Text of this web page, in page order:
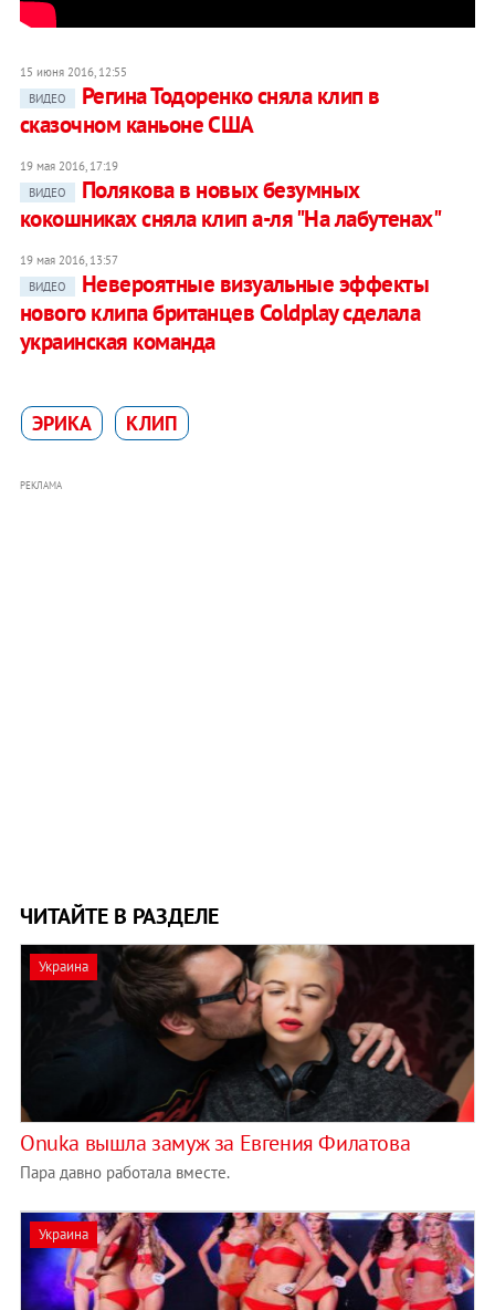
15 июня 2016, 12:55
ВИДЕО
Регина Тодоренко сняла клип в
сказочном каньоне США
19 мая 2016, 17:19
ВИДЕО
Полякова в новых безумных
кокошниках сняла клип а-ля "На лабутенах"
19 мая 2016, 13:57
ВИДЕО
Невероятные визуальные эффекты
нового клипа британцев Coldplay сделала
украинская команда
ЭРИКА КЛИП
РЕКЛАМА
ЧИТАЙТЕ В РАЗДЕЛЕ
Украина
Onuka вышла замуж за Евгения Филатова
Пара давно работала вместе.
Украина